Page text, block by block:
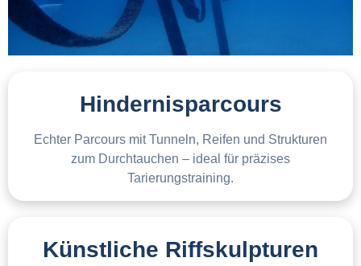
Hindernisparcours
Echter Parcours mit Tunneln, Reifen und Strukturen
zum Durchtauchen – ideal für präzises
Tarierungstraining.
Künstliche Riffskulpturen